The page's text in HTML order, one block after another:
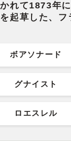
れて1873年
起草した、フ
ボアソナード
グナイスト
ロエスレル